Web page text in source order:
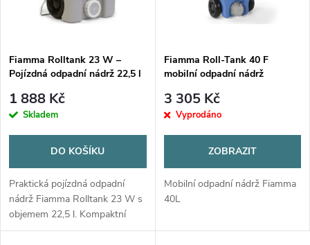
p
r
o
d
u
s
p
r
d
u
Fiamma Rolltank 23 W –
Pojízdná odpadní nádrž 22,5 l
1 888 Kč
Skladem
DO KOŠÍKU
Praktická pojízdná odpadní
nádrž Fiamma Rolltank 23 W s
objemem 22,5 l. Kompaktní
rozměry, výpustný uzávěr a
Fiamma Roll-Tank 40 F
mobilní odpadní nádrž
3 305 Kč
Vyprodáno
ZOBRAZIT
Mobilní odpadní nádrž Fiamma
40L